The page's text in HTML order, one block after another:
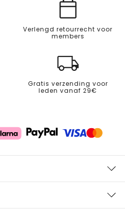
Verlengd retourrecht voor
members
Gratis verzending voor
leden vanaf 29€